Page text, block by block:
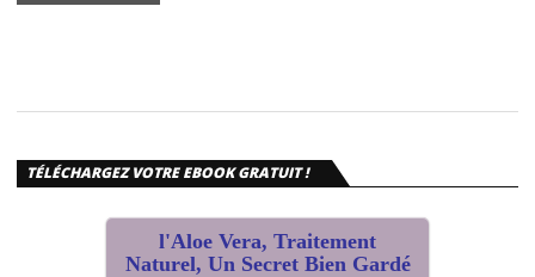
TÉLÉCHARGEZ VOTRE EBOOK GRATUIT !
l'Aloe Vera, Traitement
Naturel, Un Secret Bien Gardé